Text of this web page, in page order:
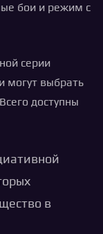
бои и режим с
серии
могут выбрать
доступны
в